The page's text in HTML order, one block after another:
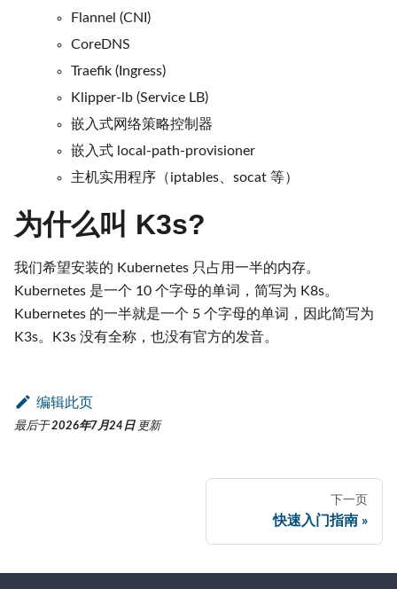
Flannel (CNI)
CoreDNS
Traefik (Ingress)
Klipper-lb (Service LB)
嵌入式网络策略控制器
嵌入式 local-path-provisioner
主机实用程序（iptables、socat 等）
为什么叫 K3s?
我们希望安装的 Kubernetes 只占用一半的内存。
Kubernetes 是一个 10 个字母的单词，简写为 K8s。
Kubernetes 的一半就是一个 5 个字母的单词，因此简写为
K3s。K3s 没有全称，也没有官方的发音。
编辑此页
最后于2026年7月24日 更新
下一页
快速入门指南